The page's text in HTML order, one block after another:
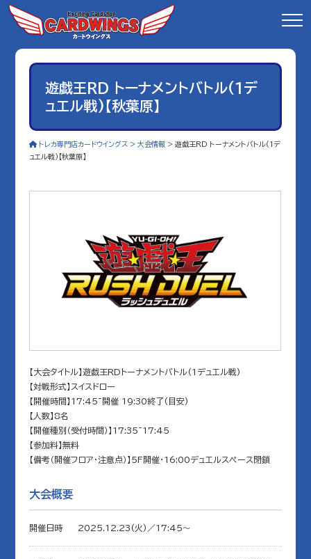
遊戯王RD トーナメントバトル(1デ
ュエル戦)【秋葉原】
トレカ専門店カードウイングス >大会情報 >遊戯王RD トーナメントバトル(1デ
ュエル戦)【秋葉原】
【大会タイトル】遊戯王RDトーナメントバトル(1デュエル戦)
【対戦形式】スイスドロー
【開催時間】17:45~開催 19:30終了(目安)
【人数】8名
【開催種別（受付時間）】17:35~17:45
【参加料】無料
【備考（開催フロア・注意点）】5F開催・16:00デュエルスペース閉鎖
大会概要
開催日時 2025.12.23(火)／17:45〜